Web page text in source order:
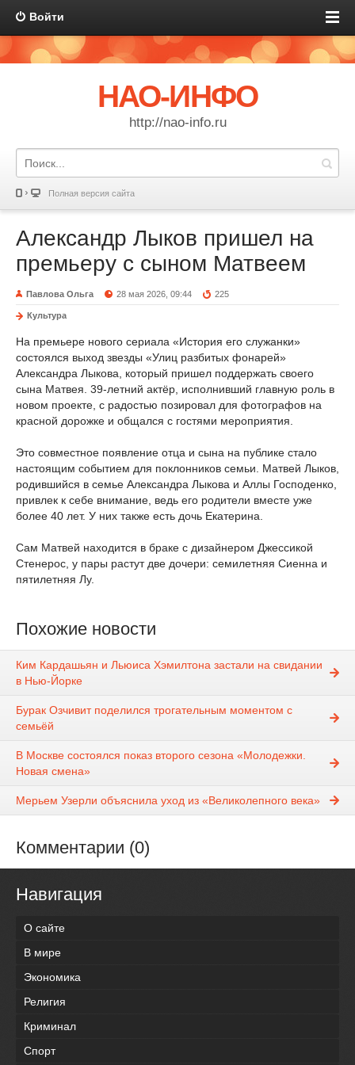
Войти
НАО-ИНФО
http://nao-info.ru
Полная версия сайта
Александр Лыков пришел на
премьеру с сыном Матвеем
Павлова Ольга 28 мая 2026, 09:44 225
Культура
На премьере нового сериала «История его служанки»
состоялся выход звезды «Улиц разбитых фонарей»
Александра Лыкова, который пришел поддержать своего
сына Матвея. 39-летний актёр, исполнивший главную роль в
новом проекте, с радостью позировал для фотографов на
красной дорожке и общался с гостями мероприятия.
Это совместное появление отца и сына на публике стало
настоящим событием для поклонников семьи. Матвей Лыков,
родившийся в семье Александра Лыкова и Аллы Господенко,
привлек к себе внимание, ведь его родители вместе уже
более 40 лет. У них также есть дочь Екатерина.
Сам Матвей находится в браке с дизайнером Джессикой
Стенерос, у пары растут две дочери: семилетняя Сиенна и
пятилетняя Лу.
Похожие новости
Ким Кардашьян и Льюиса Хэмилтона застали на свидании
в Нью-Йорке
Бурак Озчивит поделился трогательным моментом с
семьёй
В Москве состоялся показ второго сезона «Молодежки.
Новая смена»
Мерьем Узерли объяснила уход из «Великолепного века»
Комментарии (0)
Навигация
О сайте
В мире
Экономика
Религия
Криминал
Спорт